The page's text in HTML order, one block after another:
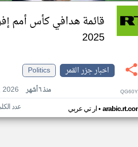
قائمة هدافي كأس أمم
2025
اخبار جزر القمر
Politics
منذ ٦ أشهر
ار تي عربي• عدد